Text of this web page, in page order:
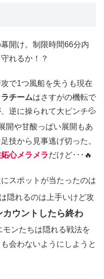
開け。制限時間66分内
れるか！？
で1つ風船を失うも現在
チームはさすがの機転で
逆に操られて大ピンチ💦
開や甘酸っぱい展開もあ
技から見事逃げ切った。
心メラメラだけど･･･🔥
スポットが当たったのは
隠れるのは上手いけど攻
カウントしたら終わ
ンたちは隠れる戦法を
会わないようにしようと